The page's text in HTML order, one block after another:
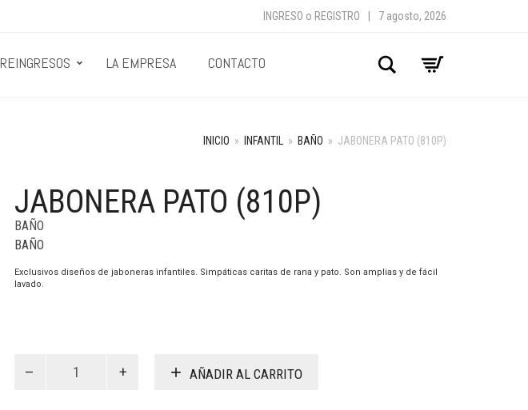
INGRESO o REGISTRO 7 agosto, 2026
REINGRESOS LA EMPRESA CONTACTO Buscar
INICIO » INFANTIL » BAÑO » JABONERA PATO (810P)
JABONERA PATO (810P)
BAÑO
BAÑO
Exclusivos diseños de jaboneras infantiles. Simpáticas caritas de rana y pato. Son amplias y de fácil
lavado.
Pato
AÑADIR AL CARRITO